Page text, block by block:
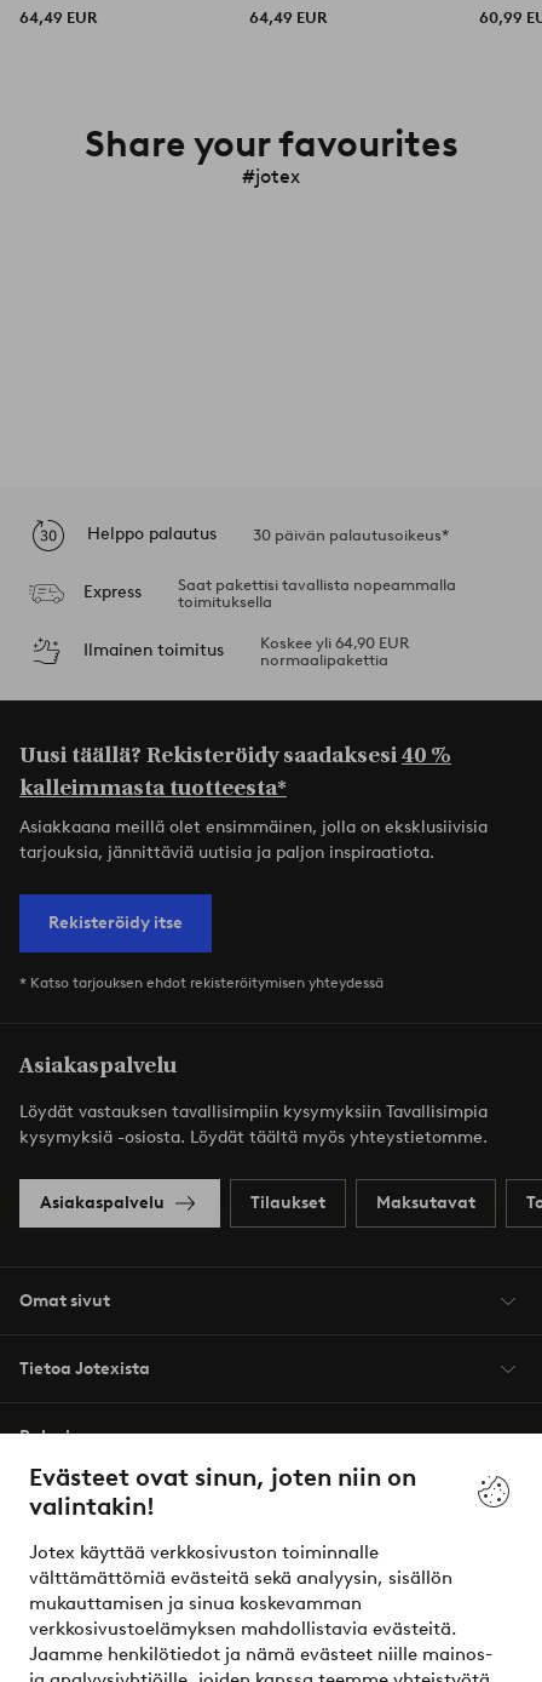
Evästeet ovat sinun, joten niin on
valintakin!
Jotex käyttää verkkosivuston toiminnalle
välttämättömiä evästeitä sekä analyysin, sisällön
mukauttamisen ja sinua koskevamman
verkkosivustoelämyksen mahdollistavia evästeitä.
Jaamme henkilötiedot ja nämä evästeet niille mainos-
64,49 EUR
64,49 EUR
60,99
Share your favourites
#jotex
Helppo palautus 30 päivän palautusoikeus*
Express
Saat pakettisi tavallista nopeammalla
toimituksella
Ilmainen toimitus
Koskee yli 64,90 EUR
normaalipakettia
Uusi täällä? Rekisteröidy saadaksesi40 %
kalleimmasta tuotteesta*
Asiakkaana meillä olet ensimmäinen, jolla on eksklusiivisia
tarjouksia, jännittäviä uutisia ja paljon inspiraatiota.
Rekisteröidy itse
* Katso tarjouksen ehdot rekisteröitymisen yhteydessä
Asiakaspalvelu
Löydät vastauksen tavallisimpiin kysymyksiin Tavallisimpia
kysymyksiä -osiosta. Löydät täältä myös yhteystietomme.
Asiakaspalvelu Tilaukset Maksutavat
Omat sivut
Tietoa Jotexista
Palvelumme
Ehdot
Ystävät
Turvalliset maksut – maksa nyt tai erissä